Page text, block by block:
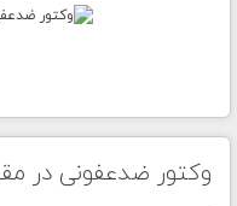
وکتور ضدعفونی در